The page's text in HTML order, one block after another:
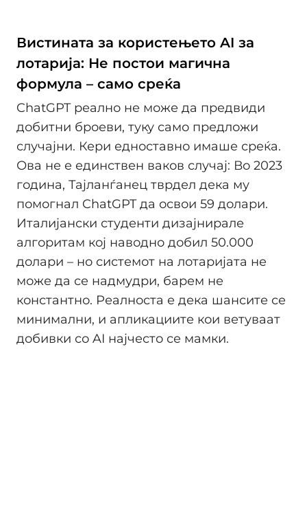
Вистината за користењето AI за
лотарија: Не постои магична
формула – само среќа
ChatGPT реално не може да предвиди
добитни броеви, туку само предложи
случајни. Кери едноставно имаше среќа.
Ова не е единствен ваков случај: Во 2023
година, Тајланѓанец тврдел дека му
помогнал ChatGPT да освои 59 долари.
Италијански студенти дизајнирале
алгоритам кој наводно добил 50.000
долари – но системот на лотаријата не
може да се надмудри, барем не
константно. Реалноста е дека шансите се
минимални, и апликациите кои ветуваат
добивки со AI најчесто се мамки.